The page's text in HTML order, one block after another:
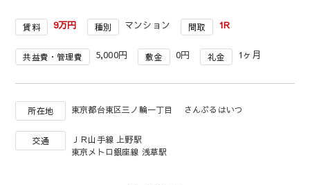
賃料 9万円 種別 マンション 間取 1R
共益費・管理費 5,000円 敷金 0円 礼金 1ヶ月
所在地 東京都台東区三ノ輪一丁目 さんぷるはいつ
交通
ＪＲ山手線 上野駅
東京メトロ銀座線 浅草駅